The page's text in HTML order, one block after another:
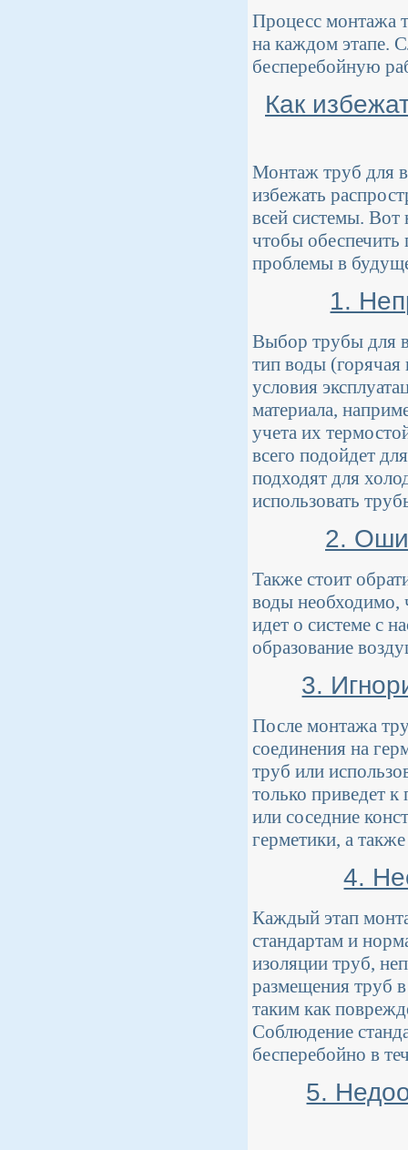
Процесс монтажа
на каждом этапе.
бесперебойную
Как
Монтаж труб для
избежать
всей системы. Вот
чтобы обеспечить
проблемы в
1.
Выбор трубы для
тип воды (горячая
условия
материала,
учета их
всего подойдет
подходят для
использовать
2.
Также стоит
воды необходимо,
идет о системе с
образование
3.
После монтажа
соединения на
труб или
только приведет
или соседние
герметики, а
4.
Каждый этап
стандартам и
изоляции труб,
размещения труб
таким как
Соблюдение
бесперебойно в
5.